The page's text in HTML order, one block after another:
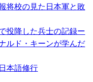
将校の見た日本軍と敗
投降した兵士の記録ー
ルド・キーンが学んだ
本語修行